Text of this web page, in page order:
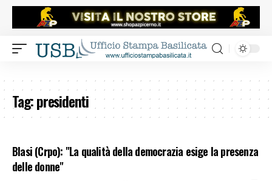
Tag:presidenti
Blasi (Crpo): "La qualità della democrazia esige la presenza
delle donne"